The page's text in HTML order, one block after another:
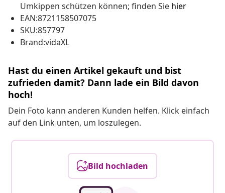
Umkippen schützen können; finden Sie hier
EAN:8721158507075
SKU:857797
Brand:vidaXL
Hast du einen Artikel gekauft und bist
zufrieden damit? Dann lade ein Bild davon
hoch!
Dein Foto kann anderen Kunden helfen. Klick einfach
auf den Link unten, um loszulegen.
Bild hochladen